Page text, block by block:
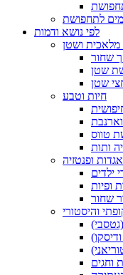
לתחפושת
לפי נושא ודמות
ושטן
שחור
שטן
שטן
חיות וטבע
טווס
ותות
ופנטזיה
ילדים
ופיות
שחור
והיסטורי
וחגים